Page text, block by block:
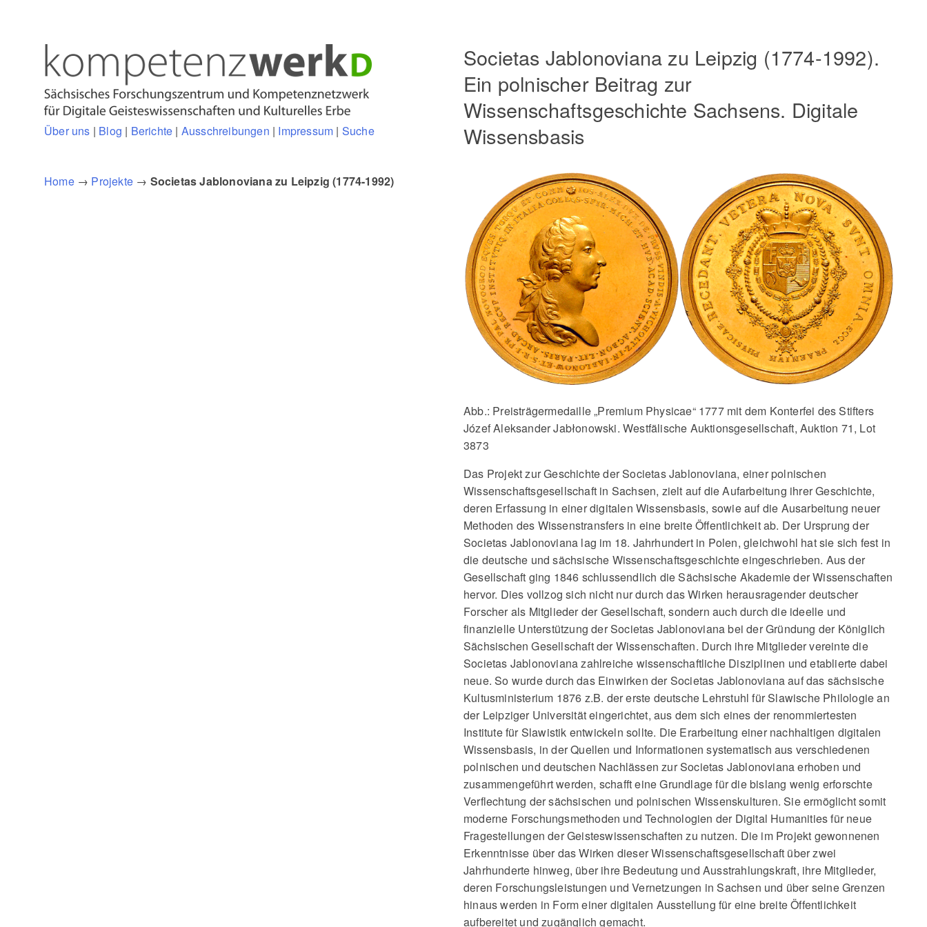
Über uns | Blog | Berichte | Ausschreibungen | Impressum | Suche
Home→ Projekte → Societas Jablonoviana zu Leipzig (1774-1992)
Societas Jablonoviana zu Leipzig (1774-1992).
Ein polnischer Beitrag zur
Wissenschaftsgeschichte Sachsens. Digitale
Wissensbasis
Abb.: Preisträgermedaille „Premium Physicae“ 1777 mit dem Konterfei des Stifters
Józef Aleksander Jabłonowski. Westfälische Auktionsgesellschaft, Auktion 71, Lot
3873
Das Projekt zur Geschichte der Societas Jablonoviana, einer polnischen
Wissenschaftsgesellschaft in Sachsen, zielt auf die Aufarbeitung ihrer Geschichte,
deren Erfassung in einer digitalen Wissensbasis, sowie auf die Ausarbeitung neuer
Methoden des Wissenstransfers in eine breite Öffentlichkeit ab. Der Ursprung der
Societas Jablonoviana lag im 18. Jahrhundert in Polen, gleichwohl hat sie sich fest in
die deutsche und sächsische Wissenschaftsgeschichte eingeschrieben. Aus der
Gesellschaft ging 1846 schlussendlich die Sächsische Akademie der Wissenschaften
hervor. Dies vollzog sich nicht nur durch das Wirken herausragender deutscher
Forscher als Mitglieder der Gesellschaft, sondern auch durch die ideelle und
finanzielle Unterstützung der Societas Jablonoviana bei der Gründung der Königlich
Sächsischen Gesellschaft der Wissenschaften. Durch ihre Mitglieder vereinte die
Societas Jablonoviana zahlreiche wissenschaftliche Disziplinen und etablierte dabei
neue. So wurde durch das Einwirken der Societas Jablonoviana auf das sächsische
Kultusministerium 1876 z.B. der erste deutsche Lehrstuhl für Slawische Philologie an
der Leipziger Universität eingerichtet, aus dem sich eines der renommiertesten
Institute für Slawistik entwickeln sollte. Die Erarbeitung einer nachhaltigen digitalen
Wissensbasis, in der Quellen und Informationen systematisch aus verschiedenen
polnischen und deutschen Nachlässen zur Societas Jablonoviana erhoben und
zusammengeführt werden, schafft eine Grundlage für die bislang wenig erforschte
Verflechtung der sächsischen und polnischen Wissenskulturen. Sie ermöglicht somit
moderne Forschungsmethoden und Technologien der Digital Humanities für neue
Fragestellungen der Geisteswissenschaften zu nutzen. Die im Projekt gewonnenen
Erkenntnisse über das Wirken dieser Wissenschaftsgesellschaft über zwei
Jahrhunderte hinweg, über ihre Bedeutung und Ausstrahlungskraft, ihre Mitglieder,
deren Forschungsleistungen und Vernetzungen in Sachsen und über seine Grenzen
hinaus werden in Form einer digitalen Ausstellung für eine breite Öffentlichkeit
aufbereitet und zugänglich gemacht.